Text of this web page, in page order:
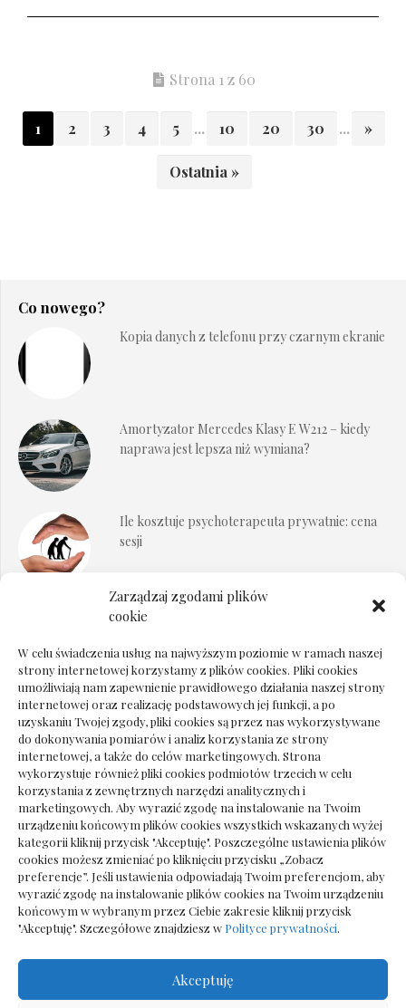
Zarządzaj zgodami plików
cookie
W celu świadczenia usług na najwyższym poziomie w ramach naszej
strony internetowej korzystamy z plików cookies. Pliki cookies
umożliwiają nam zapewnienie prawidłowego działania naszej strony
internetowej oraz realizację podstawowych jej funkcji, a po
uzyskaniu Twojej zgody, pliki cookies są przez nas wykorzystywane
do dokonywania pomiarów i analiz korzystania ze strony
internetowej, a także do celów marketingowych. Strona
wykorzystuje również pliki cookies podmiotów trzecich w celu
korzystania z zewnętrznych narzędzi analitycznych i
marketingowych. Aby wyrazić zgodę na instalowanie na Twoim
urządzeniu końcowym plików cookies wszystkich wskazanych wyżej
kategorii kliknij przycisk "Akceptuję". Poszczególne ustawienia plików
cookies możesz zmieniać po kliknięciu przycisku „Zobacz
preferencje”. Jeśli ustawienia odpowiadają Twoim preferencjom, aby
wyrazić zgodę na instalowanie plików cookies na Twoim urządzeniu
końcowym w wybranym przez Ciebie zakresie kliknij przycisk
"Akceptuję". Szczegółowe znajdziesz w Polityce prywatności.
Akceptuję
Strona 1 z 60
1 2 3 4 5 ... 10 20 30 ... »
Ostatnia »
Co nowego?
Kopia danych z telefonu przy czarnym ekranie
Amortyzator Mercedes Klasy E W212 – kiedy
naprawa jest lepsza niż wymiana?
Ile kosztuje psychoterapeuta prywatnie: cena
sesji
Dokumenty do odbioru przy zmianie biura
Deska podłogowa do salonu: jak wybrać bez
pośpiechu